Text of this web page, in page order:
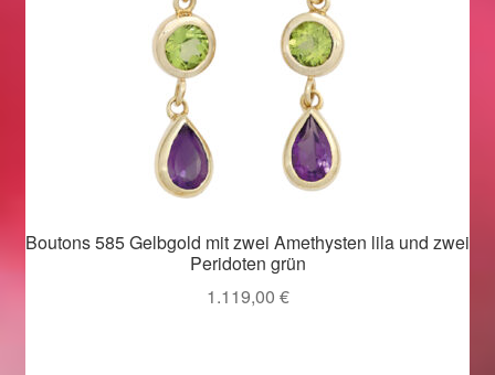
Boutons 585 Gelbgold mit zwei Amethysten lila und zwei
Peridoten grün
1.119,00 €